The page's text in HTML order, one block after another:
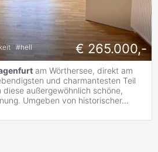
#hell € 265.000,-
am Wörthersee, direkt am
und charmantesten Teil
außergewöhnlich schöne,
Umgeben von historischer...